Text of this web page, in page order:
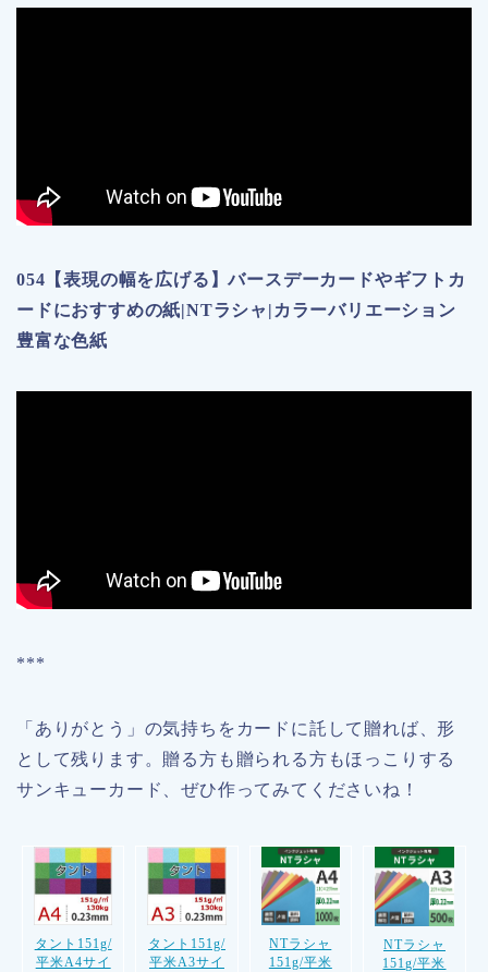
054【表現の幅を広げる】バースデーカードやギフトカ
ードにおすすめの紙|NTラシャ|カラーバリエーション
豊富な色紙
***
「ありがとう」の気持ちをカードに託して贈れば、形
として残ります。贈る方も贈られる方もほっこりする
サンキューカード、ぜひ作ってみてくださいね！
タント151g/
平米A4サイ
タント151g/
平米A3サイ
NTラシャ
151g/平米
NTラシャ
151g/平米